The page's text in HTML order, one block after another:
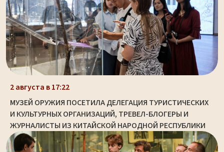
2 августа в 17:22
МУЗЕЙ ОРУЖИЯ ПОСЕТИЛА ДЕЛЕГАЦИЯ ТУРИСТИЧЕСКИХ
И КУЛЬТУРНЫХ ОРГАНИЗАЦИЙ, ТРЕВЕЛ-БЛОГЕРЫ И
ЖУРНАЛИСТЫ ИЗ КИТАЙСКОЙ НАРОДНОЙ РЕСПУБЛИКИ